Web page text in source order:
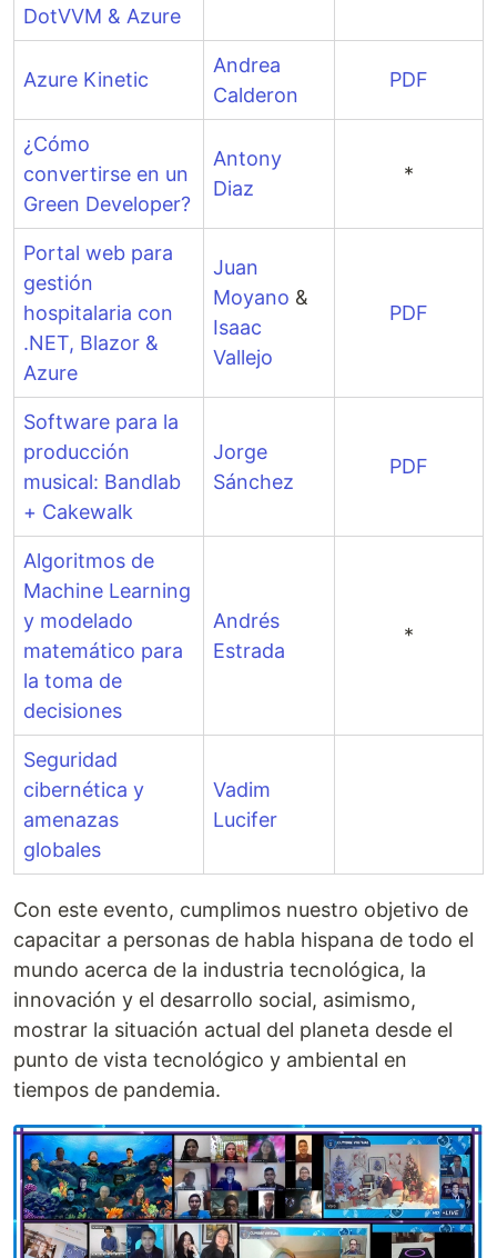
DotVVM & Azure
Azure Kinetic
Andrea
Calderon
PDF
¿Cómo
convertirse en un
Green Developer?
Antony
Diaz
*
Portal web para
gestión
hospitalaria con
.NET, Blazor &
Azure
Juan
Moyano &
Isaac
Vallejo
PDF
Software para la
producción
musical: Bandlab
+ Cakewalk
Jorge
Sánchez
PDF
Algoritmos de
Machine Learning
y modelado
matemático para
la toma de
decisiones
Andrés
Estrada
*
Seguridad
cibernética y
amenazas
globales
Vadim
Lucifer
Con este evento, cumplimos nuestro objetivo de
capacitar a personas de habla hispana de todo el
mundo acerca de la industria tecnológica, la
innovación y el desarrollo social, asimismo,
mostrar la situación actual del planeta desde el
punto de vista tecnológico y ambiental en
tiempos de pandemia.